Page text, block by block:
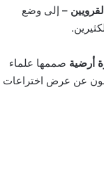
– إلى وضع
أرضية صممها علماء
عن عرض اختراعات